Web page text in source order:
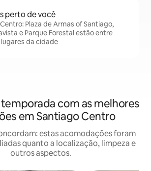
perto de você
Plaza de Armas of Santiago,
e Parque Forestal estão entre
da cidade
com as melhores
em Santiago Centro
estas acomodações foram
quanto a localização, limpeza e
outros aspectos.